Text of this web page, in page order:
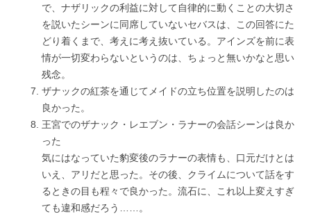
で、ナザリックの利益に対して自律的に動くことの大切さ
を説いたシーンに同席していないセバスは、この回答にた
どり着くまで、考えに考え抜いている。アインズを前に表
情が一切変わらないというのは、ちょっと無いかなと思い
残念。
ザナックの紅茶を通じてメイドの立ち位置を説明したのは
良かった。
王宮でのザナック・レエブン・ラナーの会話シーンは良か
った
気にはなっていた豹変後のラナーの表情も、口元だけとは
いえ、アリだと思った。その後、クライムについて話をす
るときの目も程々で良かった。流石に、これ以上変えすぎ
ても違和感だろう……。